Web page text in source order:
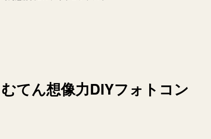
てん想像力DIYフォトコン